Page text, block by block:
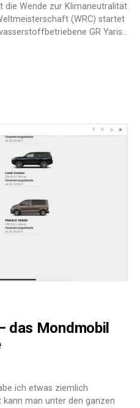
die Wende zur Klimaneutralität
(WRC) startet
GR Yaris…
das Mondmobil
ich etwas ziemlich
man unter den ganzen